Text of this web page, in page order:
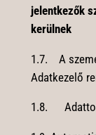
jelentkezők
kerülnek
1.7. A
Adatkezelő
1.8.